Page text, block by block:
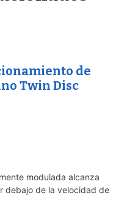
de
Twin Disc
modulada alcanza
debajo de la velocidad de